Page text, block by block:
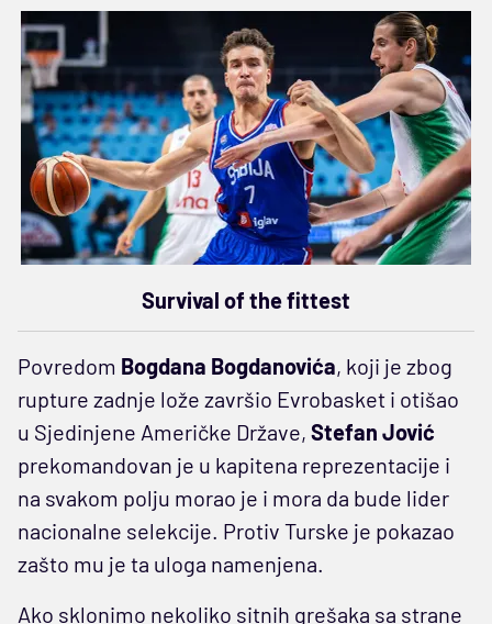
Survival of the fittest
Povredom Bogdana Bogdanovića, koji je zbog
rupture zadnje lože završio Evrobasket i otišao
u Sjedinjene Američke Države, Stefan Jović
prekomandovan je u kapitena reprezentacije i
na svakom polju morao je i mora da bude lider
nacionalne selekcije. Protiv Turske je pokazao
zašto mu je ta uloga namenjena.
Ako sklonimo nekoliko sitnih grešaka sa strane